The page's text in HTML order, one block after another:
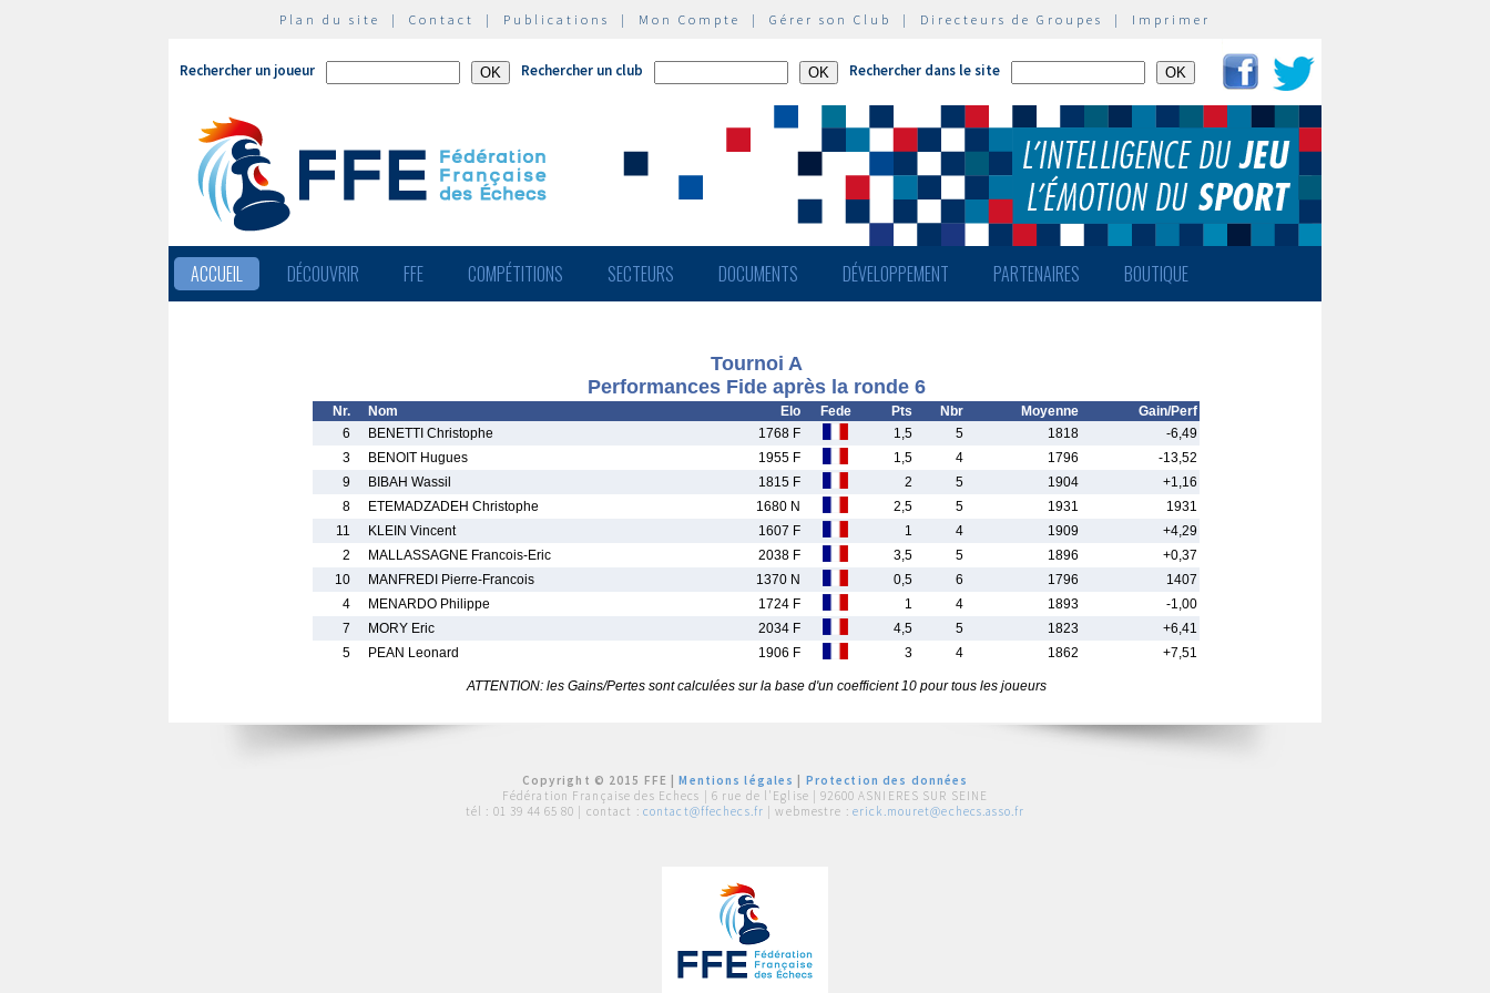
Plan du site | Contact | Publications | Mon Compte | Gérer son Club | Directeurs de Groupes | Imprimer
Rechercher un joueur Rechercher un club Rechercher dans le site
ACCUEIL DÉCOUVRIR FFE COMPÉTITIONS SECTEURS DOCUMENTS DÉVELOPPEMENT PARTENAIRES BOUTIQUE
Tournoi A
Performances Fide après la ronde 6
Nr. Nom Elo Fede Pts Nbr Moyenne
Gain/Perf
6
BENETTI Christophe 1768 F 1,5 5 1818
-6,49
3
BENOIT Hugues 1955 F 1,5 4 1796
-13,52
9
BIBAH Wassil 1815 F 2 5 1904
+1,16
8
ETEMADZADEH Christophe 1680 N 2,5 5 1931
1931
11
KLEIN Vincent 1607 F 1 4 1909
+4,29
2
MALLASSAGNE Francois-Eric 2038 F 3,5 5 1896
+0,37
10
MANFREDI Pierre-Francois 1370 N 0,5 6 1796
1407
4
MENARDO Philippe 1724 F 1 4 1893
-1,00
7
MORY Eric 2034 F 4,5 5 1823
+6,41
5
PEAN Leonard 1906 F 3 4 1862 +7,51
ATTENTION: les Gains/Pertes sont calculées sur la base d'un coefficient 10 pour tous les joueurs
Copyright © 2015 FFE |Mentions légales
Protection des données
Fédération Française des Echecs | 6 rue de l'Eglise | 92600 ASNIERES SUR SEINE
tél : 01 39 44 65 80 | contact : contact@ffechecs.fr | webmestre : erick.mouret@echecs.asso.fr